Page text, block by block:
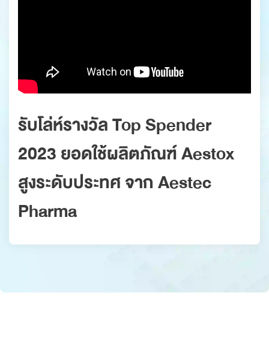
รับโล่ห์รางวัล Top Spender
2023 ยอดใช้ผลิตภัณฑ์ Aestox
สูงระดับประทศ จาก Aestec
Pharma